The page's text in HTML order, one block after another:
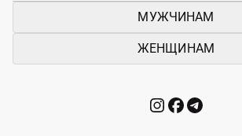
МУЖЧИНАМ
ЖЕНЩИНАМ